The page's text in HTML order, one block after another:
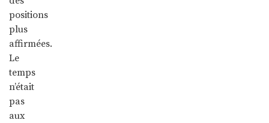
positions
plus
affirmées.
Le
temps
n’était
pas
aux